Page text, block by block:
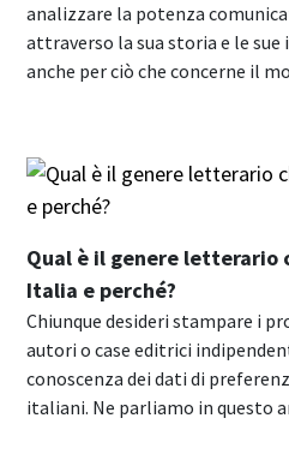
analizzare la potenza
attraverso la sua storia e le
anche per ciò che concerne il
Qual è il genere letterario
Italia e perché?
Chiunque desideri stampare i
autori o case editrici
conoscenza dei dati di
italiani. Ne parliamo in questo